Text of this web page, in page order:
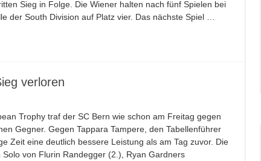
Sieg in Folge. Die Wiener halten nach fünf Spielen bei
der South Division auf Platz vier. Das nächste Spiel …
verloren
Trophy traf der SC Bern wie schon am Freitag gegen
Gegner. Gegen Tappara Tampere, den Tabellenführer
Zeit eine deutlich bessere Leistung als am Tag zuvor. Die
von Flurin Randegger (2.), Ryan Gardners